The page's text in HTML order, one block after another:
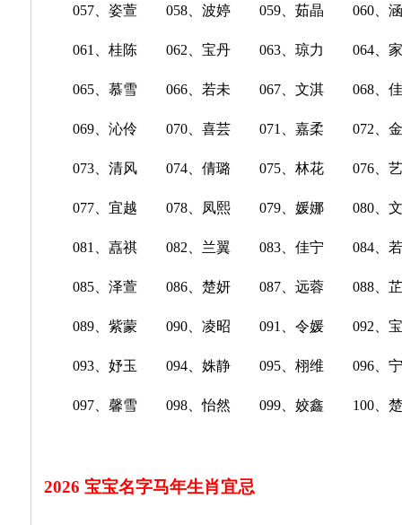
057、姿萱 058、波婷 059、茹晶 060、涵
061、桂陈 062、宝丹 063、琼力 064、家
065、慕雪 066、若未 067、文淇 068、佳
069、沁伶 070、喜芸 071、嘉柔 072、金
073、清风 074、倩璐 075、林花 076、艺
077、宜越 078、凤熙 079、媛娜 080、文
081、嚞祺 082、兰翼 083、佳宁 084、若
085、泽萱 086、楚妍 087、远蓉 088、芷
089、紫蒙 090、凌昭 091、令媛 092、宝
093、妤玉 094、姝静 095、栩维 096、宁
097、馨雪 098、怡然 099、姣鑫 100、楚
2026 宝宝名字马年生肖宜忌